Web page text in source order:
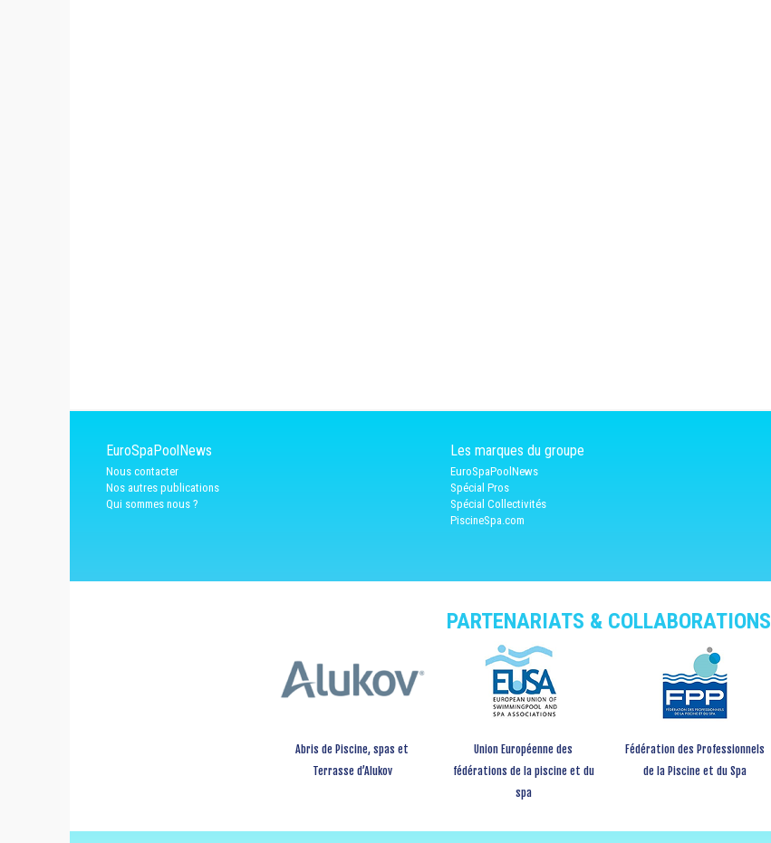
EuroSpaPoolNews
Nous contacter
Nos autres publications
Qui sommes nous ?
Les marques du groupe
EuroSpaPoolNews
Spécial Pros
Spécial Collectivités
PiscineSpa.com
PARTENARIATS & COLLABORATIONS
Abris de Piscine, spas et
Terrasse d’Alukov
Union Européenne des
fédérations de la piscine et du
spa
Fédération des Professionnels
de la Piscine et du Spa